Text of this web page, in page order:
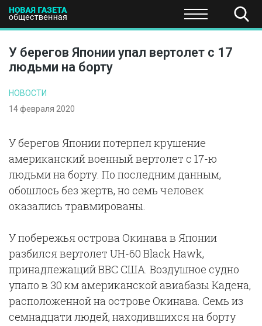
ПОЛИТИКА ЭКОНОМИКА НАУКА И
У берегов Японии упал вертолет с 17
людьми на борту
НОВОСТИ
14 февраля 2020
У берегов Японии потерпел крушение
американский военный вертолет с 17-ю
людьми на борту. По последним данным,
обошлось без жертв, но семь человек
оказались травмированы.
У побережья острова Окинава в Японии
разбился вертолет UH-60 Black Hawk,
принадлежащий ВВС США. Воздушное судно
упало в 30 км американской авиабазы Кадена,
расположенной на острове Окинава. Семь из
семнадцати людей, находившихся на борту